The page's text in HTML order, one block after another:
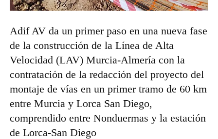
Adif AV da un primer paso en una nueva fase
de la construcción de la Línea de Alta
Velocidad (LAV) Murcia-Almería con la
contratación de la redacción del proyecto del
montaje de vías en un primer tramo de 60 km
entre Murcia y Lorca San Diego,
comprendido entre Nonduermas y la estación
de Lorca-San Diego